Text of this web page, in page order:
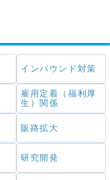
インバウンド対策
雇用定着（福利厚
生）関係
販路拡大
研究開発